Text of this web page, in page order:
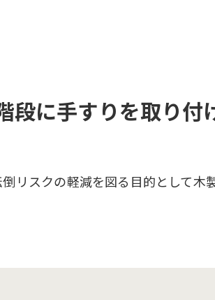
段に手すりを取り付
リスクの軽減を図る目的として木